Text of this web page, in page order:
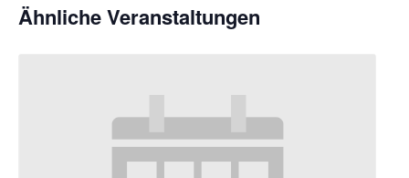
Ähnliche Veranstaltungen